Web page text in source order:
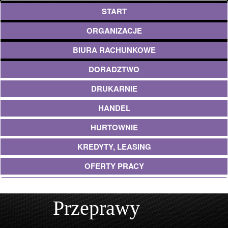
START
ORGANIZACJE
BIURA RACHUNKOWE
DORADZTWO
DRUKARNIE
HANDEL
HURTOWNIE
KREDYTY, LEASING
OFERTY PRACY
BANKI, PRZELEWY, WALUTY, KANTORY
USŁUGI BUDOWLANE
Przeprawy